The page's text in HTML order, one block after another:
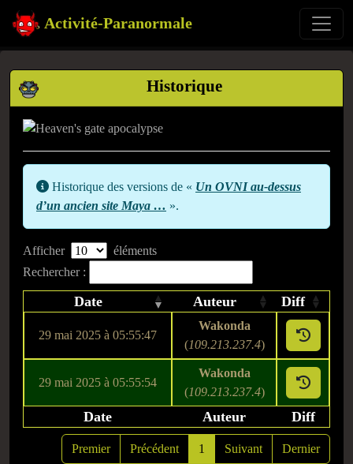
Activité-Paranormale
Historique
Historique des versions de « Un OVNI au-dessus
d’un ancien site Maya … ».
Afficher
éléments
Rechercher :
Date Auteur Diff
29 mai 2025 à 05:55:47
Wakonda
(109.213.237.4)
29 mai 2025 à 05:55:54
Wakonda
(109.213.237.4)
Date Auteur Diff
Premier Précédent 1 Suivant Dernier